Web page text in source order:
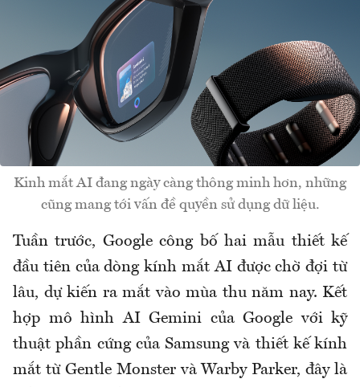
Kinh mắt AI đang ngày càng thông minh hơn, những
cũng mang tới vấn đề quyền sử dụng dữ liệu.
Tuần trước, Google công bố hai mẫu thiết kế
đầu tiên của dòng kính mắt AI được chờ đợi từ
lâu, dự kiến ra mắt vào mùa thu năm nay. Kết
hợp mô hình AI Gemini của Google với kỹ
thuật phần cứng của Samsung và thiết kế kính
mắt từ Gentle Monster và Warby Parker, đây là